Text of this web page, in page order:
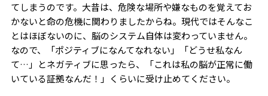
てしまうのです。大昔は、危険な場所や嫌なものを覚えてお
かないと命の危機に関わりましたからね。現代ではそんなこ
とはほぼないのに、脳のシステム自体は変わっていません。
なので、「ポジティブになんてなれない」「どうせ私なん
て…」とネガティブに思ったら、「これは私の脳が正常に働
いている証拠なんだ！」くらいに受け止めてください。